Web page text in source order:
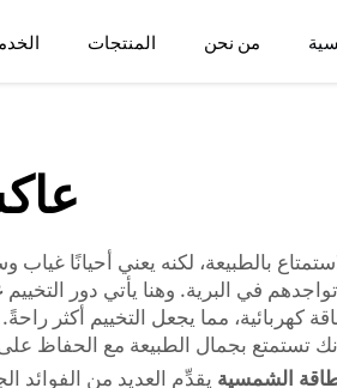
من نحن المنتجات
بالطبيعة، لكنه يعني أحيانًا
في البرية. وهنا يأتي دور التخييم
مما يجعل التخييم أكثر
تستمتع بجمال الطبيعة مع الحفاظ
الشمسية يقدِّم العديد من الفوائد